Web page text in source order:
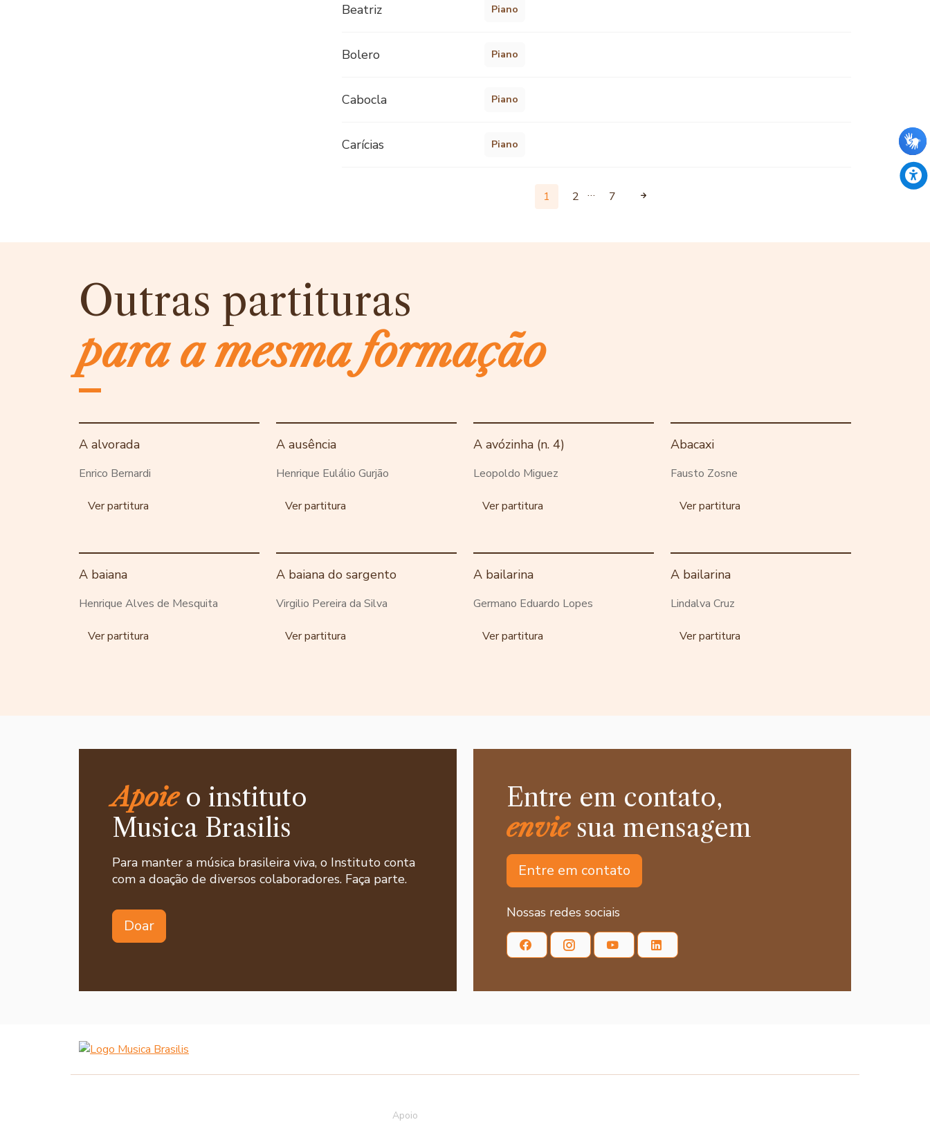
Beatriz Piano
Bolero Piano
Cabocla Piano
Carícias Piano
1 2 … 7
Outras partituras
para a mesma formação
A alvorada
Enrico Bernardi
Ver partitura
A ausência
Henrique Eulálio Gurjão
Ver partitura
A avózinha (n. 4)
Leopoldo Miguez
Ver partitura
Abacaxi
Fausto Zosne
Ver partitura
A baiana
Henrique Alves de Mesquita
Ver partitura
A baiana do sargento
Virgilio Pereira da Silva
Ver partitura
A bailarina
Germano Eduardo Lopes
Ver partitura
A bailarina
Lindalva Cruz
Ver partitura
Apoieo instituto
Musica Brasilis
Para manter a música brasileira viva, o Instituto conta
com a doação de diversos colaboradores. Faça parte.
Doar
Entre em contato,
enviesua mensagem
Entre em contato
Nossas redes sociais
Apoio